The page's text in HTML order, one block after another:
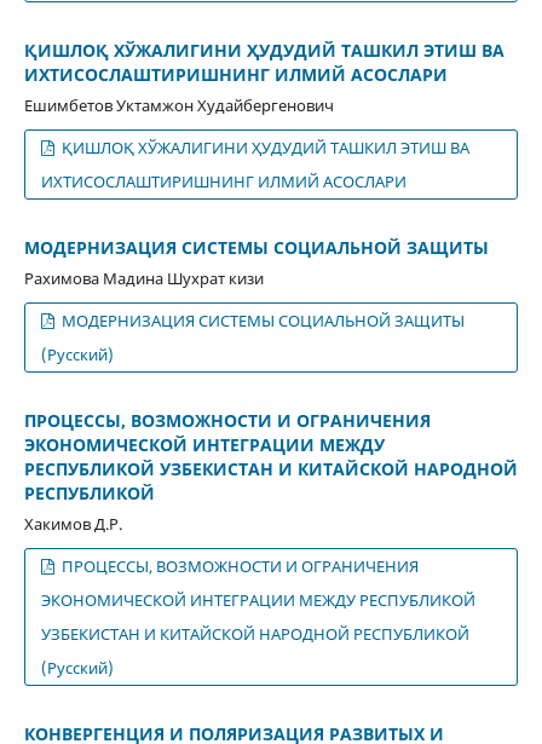
ҚИШЛОҚ ХЎЖАЛИГИНИ ҲУДУДИЙ ТАШКИЛ ЭТИШ ВА
ИХТИСОСЛАШТИРИШНИНГ ИЛМИЙ АСОСЛАРИ
Ешимбетов Уктамжон Худайбергенович
ҚИШЛОҚ ХЎЖАЛИГИНИ ҲУДУДИЙ ТАШКИЛ ЭТИШ ВА
ИХТИСОСЛАШТИРИШНИНГ ИЛМИЙ АСОСЛАРИ
МОДЕРНИЗАЦИЯ СИСТЕМЫ СОЦИАЛЬНОЙ ЗАЩИТЫ
Рахимова Мадина Шухрат кизи
МОДЕРНИЗАЦИЯ СИСТЕМЫ СОЦИАЛЬНОЙ ЗАЩИТЫ
(Русский)
ПРОЦЕССЫ, ВОЗМОЖНОСТИ И ОГРАНИЧЕНИЯ
ЭКОНОМИЧЕСКОЙ ИНТЕГРАЦИИ МЕЖДУ
РЕСПУБЛИКОЙ УЗБЕКИСТАН И КИТАЙСКОЙ НАРОДНОЙ
РЕСПУБЛИКОЙ
Хакимов Д.Р.
ПРОЦЕССЫ, ВОЗМОЖНОСТИ И ОГРАНИЧЕНИЯ
ЭКОНОМИЧЕСКОЙ ИНТЕГРАЦИИ МЕЖДУ РЕСПУБЛИКОЙ
УЗБЕКИСТАН И КИТАЙСКОЙ НАРОДНОЙ РЕСПУБЛИКОЙ
(Русский)
КОНВЕРГЕНЦИЯ И ПОЛЯРИЗАЦИЯ РАЗВИТЫХ И